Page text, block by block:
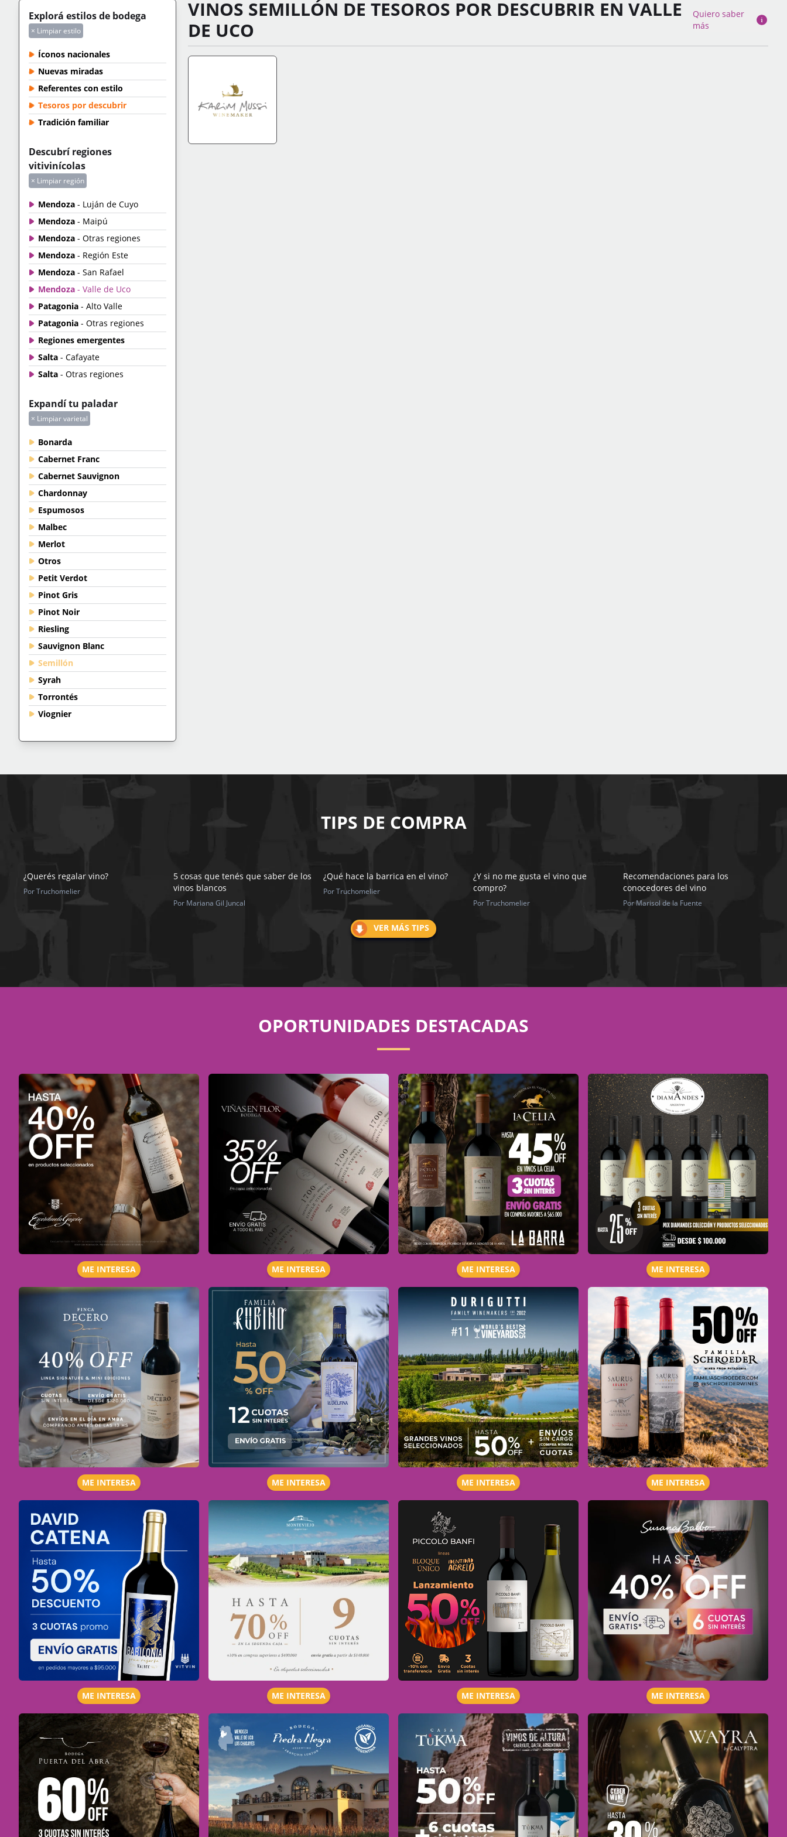
Explorá estilos de bodega
× Limpiar estilo
Íconos nacionales
Nuevas miradas
Referentes con estilo
Tesoros por descubrir
Tradición familiar
Descubrí regiones
vitivinícolas
× Limpiar región
Mendoza - Luján de Cuyo
Mendoza - Maipú
Mendoza - Otras regiones
Mendoza - Región Este
Mendoza - San Rafael
Mendoza - Valle de Uco
Patagonia - Alto Valle
Patagonia - Otras regiones
Regiones emergentes
Salta - Cafayate
Salta - Otras regiones
Expandí tu paladar
× Limpiar varietal
Bonarda
Cabernet Franc
Cabernet Sauvignon
Chardonnay
Espumosos
Malbec
Merlot
Otros
Petit Verdot
Pinot Gris
Pinot Noir
Riesling
Sauvignon Blanc
Semillón
Syrah
Torrontés
Viognier
VINOS SEMILLÓN DE TESOROS POR DESCUBRIR EN VALLE
DE UCO
Quiero saber
más
TIPS DE COMPRA
¿Querés regalar vino?
Por Truchomelier
5 cosas que tenés que saber de los
vinos blancos
Por Mariana Gil Juncal
¿Qué hace la barrica en el vino?
Por Truchomelier
¿Y si no me gusta el vino que
compro?
Por Truchomelier
Recomendaciones para los
conocedores del vino
Por Marisol de la Fuente
VER MÁS TIPS
OPORTUNIDADES DESTACADAS
ME INTERESA ME INTERESA ME INTERESA ME INTERESA
ME INTERESA ME INTERESA ME INTERESA ME INTERESA
ME INTERESA ME INTERESA ME INTERESA ME INTERESA